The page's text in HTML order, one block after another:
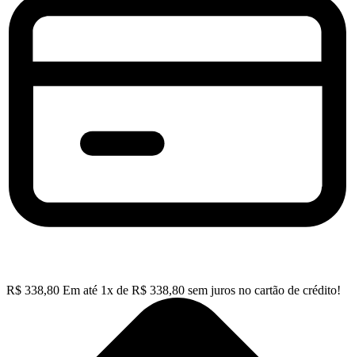
R$ 338,80 Em até 1x de R$ 338,80 sem juros no cartão de crédito!